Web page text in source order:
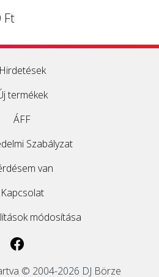
Ft
Hirdetések
termékek
ÁFF
Szabályzat
van
Kapcsolat
módosítása
© 2004-2026 DJ Börze